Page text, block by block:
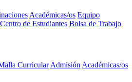
Académicas/os Equipo
Centro de Estudiantes Bolsa de Trabajo
Curricular Admisión Académicas/os